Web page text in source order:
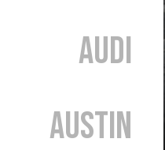
Audi
Austin